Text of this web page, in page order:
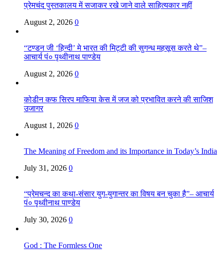
प्रेमचंद पुस्तकालय में सजाकर रखे जाने वाले साहित्यकार नहीं
August 2, 2026 0
“टण्डन जी ‘हिन्दी’ मे भारत की मिट्टी की सुगन्ध महसूस करते थे”–
आचार्य पं० पृथ्वीनाथ पाण्डेय
August 2, 2026 0
कोडीन कफ सिरप माफिया केस में जज को प्रभावित करने की साजिश
उजागर
August 1, 2026 0
The Meaning of Freedom and its Importance in Today’s India
July 31, 2026 0
“प्रेमचन्द का कथा-संसार युग-युगान्तर का विषय बन चुका है”– आचार्य
पं० पृथ्वीनाथ पाण्डेय
July 30, 2026 0
God : The Formless One